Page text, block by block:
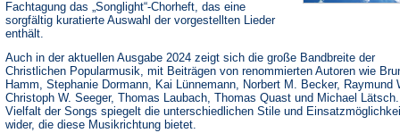
Fachtagung das „Songlight“-Chorheft, das eine
sorgfältig kuratierte Auswahl der vorgestellten Lieder
enthält.
Auch in der aktuellen Ausgabe 2024 zeigt sich die große Bandbreite der
Christlichen Popularmusik, mit Beiträgen von renommierten Autoren wie
Hamm, Stephanie Dormann, Kai Lünnemann, Norbert M. Becker, Raymund
Christoph W. Seeger, Thomas Laubach, Thomas Quast und Michael
Vielfalt der Songs spiegelt die unterschiedlichen Stile und
wider, die diese Musikrichtung bietet.